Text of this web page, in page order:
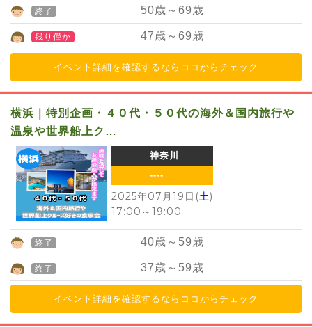
終了 50歳～69歳
残り僅か 47歳～69歳
イベント詳細を確認するならココからチェック
横浜｜特別企画・４０代・５０代の海外＆国内旅行や
温泉や世界船上ク…
神奈川
----
2025年07月19日(土)
17:00 ～ 19:00
終了 40歳～ 59歳
終了 37歳～ 59歳
イベント詳細を確認するならココからチェック